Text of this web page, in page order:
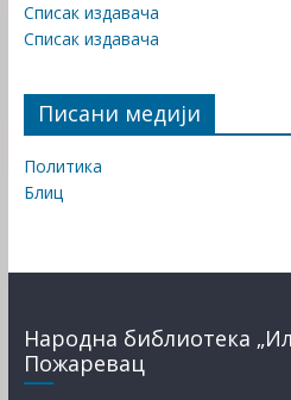
Списак издавача
Списак издавача
Писани медији
Политика
Блиц
Народна библиотека
Пожаревац